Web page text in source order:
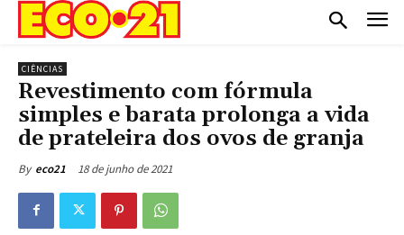
CIÊNCIAS
Revestimento com fórmula
simples e barata prolonga a vida
de prateleira dos ovos de granja
By eco21 18 de junho de 2021